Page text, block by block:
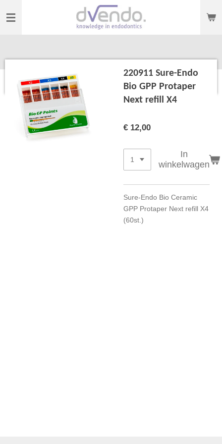
direct
220911 Sure-Endo
Bio GPP Protaper
Next refill X4
€ 12,00
In
winkelwagen
Sure-Endo Bio Ceramic
GPP Protaper Next refill X4
(60st.)